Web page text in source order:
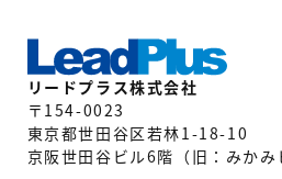
リードプラス株式会社
〒154-0023
東京都世田谷区若林1-18-10
京阪世田谷ビル6階（旧：みかみ